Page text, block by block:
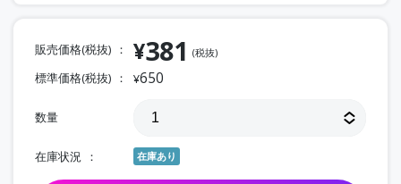
販売価格(税抜) ¥381 (税抜)
標準価格(税抜) ¥650
数量
在庫状況 在庫あり